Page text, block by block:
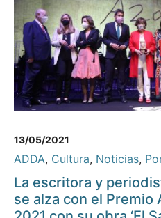
13/05/2021
ADDA, Cultura, Noticias,
La escritora y
se alza con el Premio